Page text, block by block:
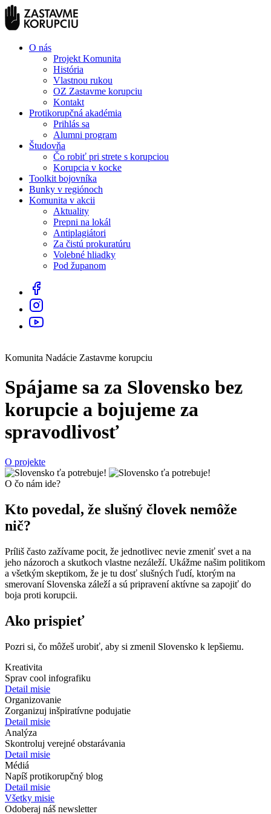
O nás
Projekt Komunita
História
Vlastnou rukou
OZ Zastavme korupciu
Kontakt
Protikorupčná akadémia
Prihlás sa
Alumni program
Študovňa
Čo robiť pri strete s korupciou
Korupcia v kocke
Toolkit bojovníka
Bunky v regiónoch
Komunita v akcii
Aktuality
Prepni na lokál
Antiplagiátori
Za čistú prokuratúru
Volebné hliadky
Pod županom
Komunita Nadácie Zastavme korupciu
Spájame sa za Slovensko bez
korupcie a bojujeme za
spravodlivosť
O projekte
O čo nám ide?
Kto povedal, že slušný človek nemôže
nič?
Príliš často zažívame pocit, že jednotlivec nevie zmeniť svet a na
jeho názoroch a skutkoch vlastne nezáleží. Ukážme našim politikom
a všetkým skeptikom, že je tu dosť slušných ľudí, ktorým na
smerovaní Slovenska záleží a sú pripravení aktívne sa zapojiť do
boja proti korupcii.
Ako prispieť
Pozri si, čo môžeš urobiť, aby si zmenil Slovensko k lepšiemu.
Kreativita
Sprav cool infografiku
Detail misie
Organizovanie
Zorganizuj inšpiratívne podujatie
Detail misie
Analýza
Skontroluj verejné obstarávania
Detail misie
Médiá
Napíš protikorupčný blog
Detail misie
Všetky misie
Odoberaj náš newsletter